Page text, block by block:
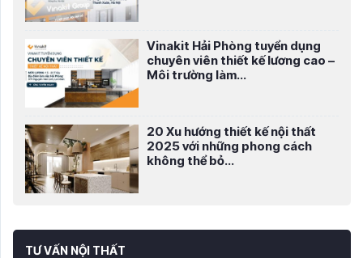
Vinakit Hải Phòng tuyển dụng
chuyên viên thiết kế lương cao –
Môi trường làm...
20 Xu hướng thiết kế nội thất
2025 với những phong cách
không thể bỏ...
TƯ VẤN NỘI THẤT